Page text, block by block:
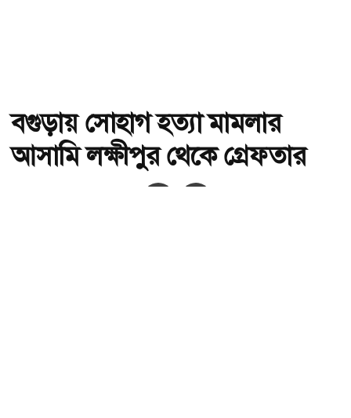
বগুড়ায় সোহাগ হত্যা মামলার
আসামি লক্ষীপুর থেকে গ্রেফতার